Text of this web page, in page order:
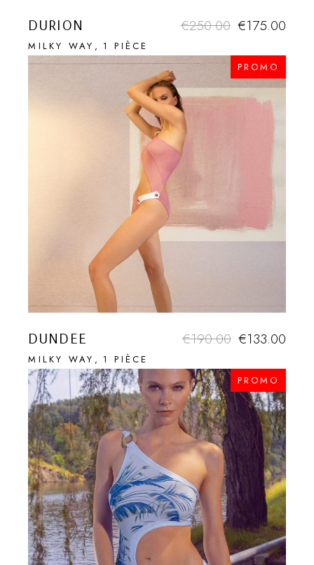
DURION
MILKY WAY 1 PIÈCE
€250.00 €175.00
PROMO
DUNDEE
MILKY WAY 1 PIÈCE
€190.00 €133.00
PROMO